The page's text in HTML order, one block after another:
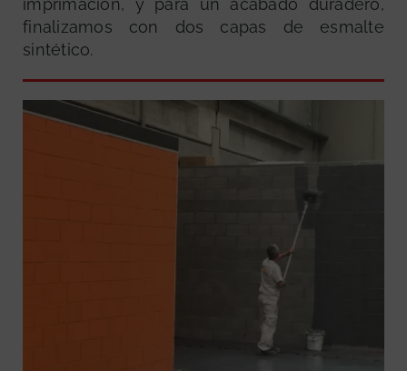
finalizamos con dos capas de esmalte
sintético.